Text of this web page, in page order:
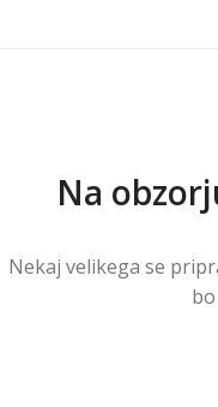
Na
Nekaj ​​velikega se